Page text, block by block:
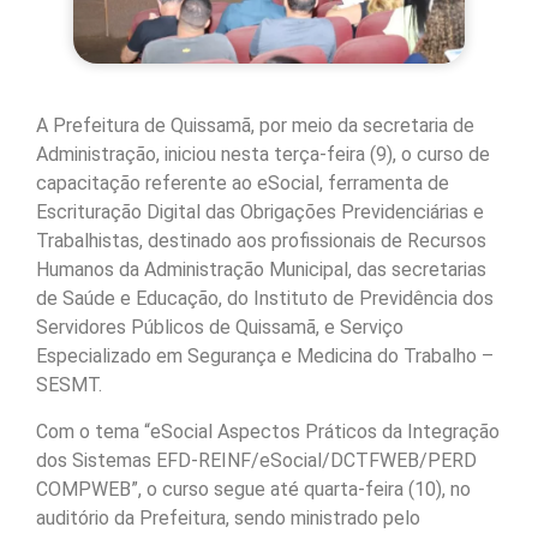
A Prefeitura de Quissamã, por meio da secretaria de
Administração, iniciou nesta terça-feira (9), o curso de
capacitação referente ao eSocial, ferramenta de
Escrituração Digital das Obrigações Previdenciárias e
Trabalhistas, destinado aos profissionais de Recursos
Humanos da Administração Municipal, das secretarias
de Saúde e Educação, do Instituto de Previdência dos
Servidores Públicos de Quissamã, e Serviço
Especializado em Segurança e Medicina do Trabalho –
SESMT.
Com o tema “eSocial Aspectos Práticos da Integração
dos Sistemas EFD-REINF/eSocial/DCTFWEB/PERD
COMPWEB”, o curso segue até quarta-feira (10), no
auditório da Prefeitura, sendo ministrado pelo